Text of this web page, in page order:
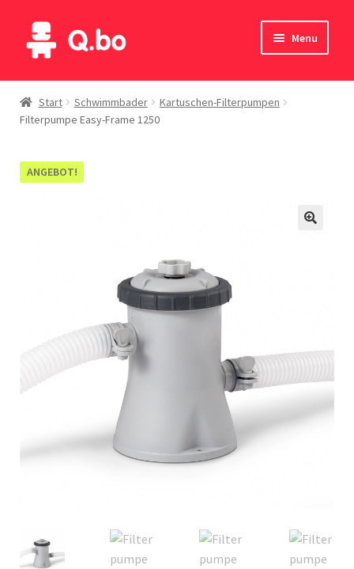
Skip
to
Skip
to
Menu
Home
Blog
Produkte
Italiano
Start Schwimmbader
Kartuschen-Filterpumpen
Filterpumpe Easy-Frame 1250
ANGEBOT!